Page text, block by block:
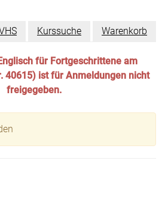
Kurssuche Warenkorb
für Fortgeschrittene am
40615) ist für Anmeldungen nicht
freigegeben.